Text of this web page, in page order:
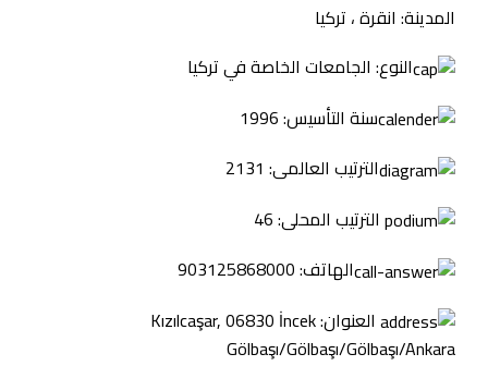
المدينة: انقرة ، تركيا
النوع: الجامعات الخاصة في تركيا
سنة التأسيس: 1996
الترتيب العالمى: 2131
الترتيب المحلى: 46
الهاتف: 903125868000
العنوان: Kızılcaşar, 06830 İncek
Gölbaşı/Gölbaşı/Gölbaşı/Ankara